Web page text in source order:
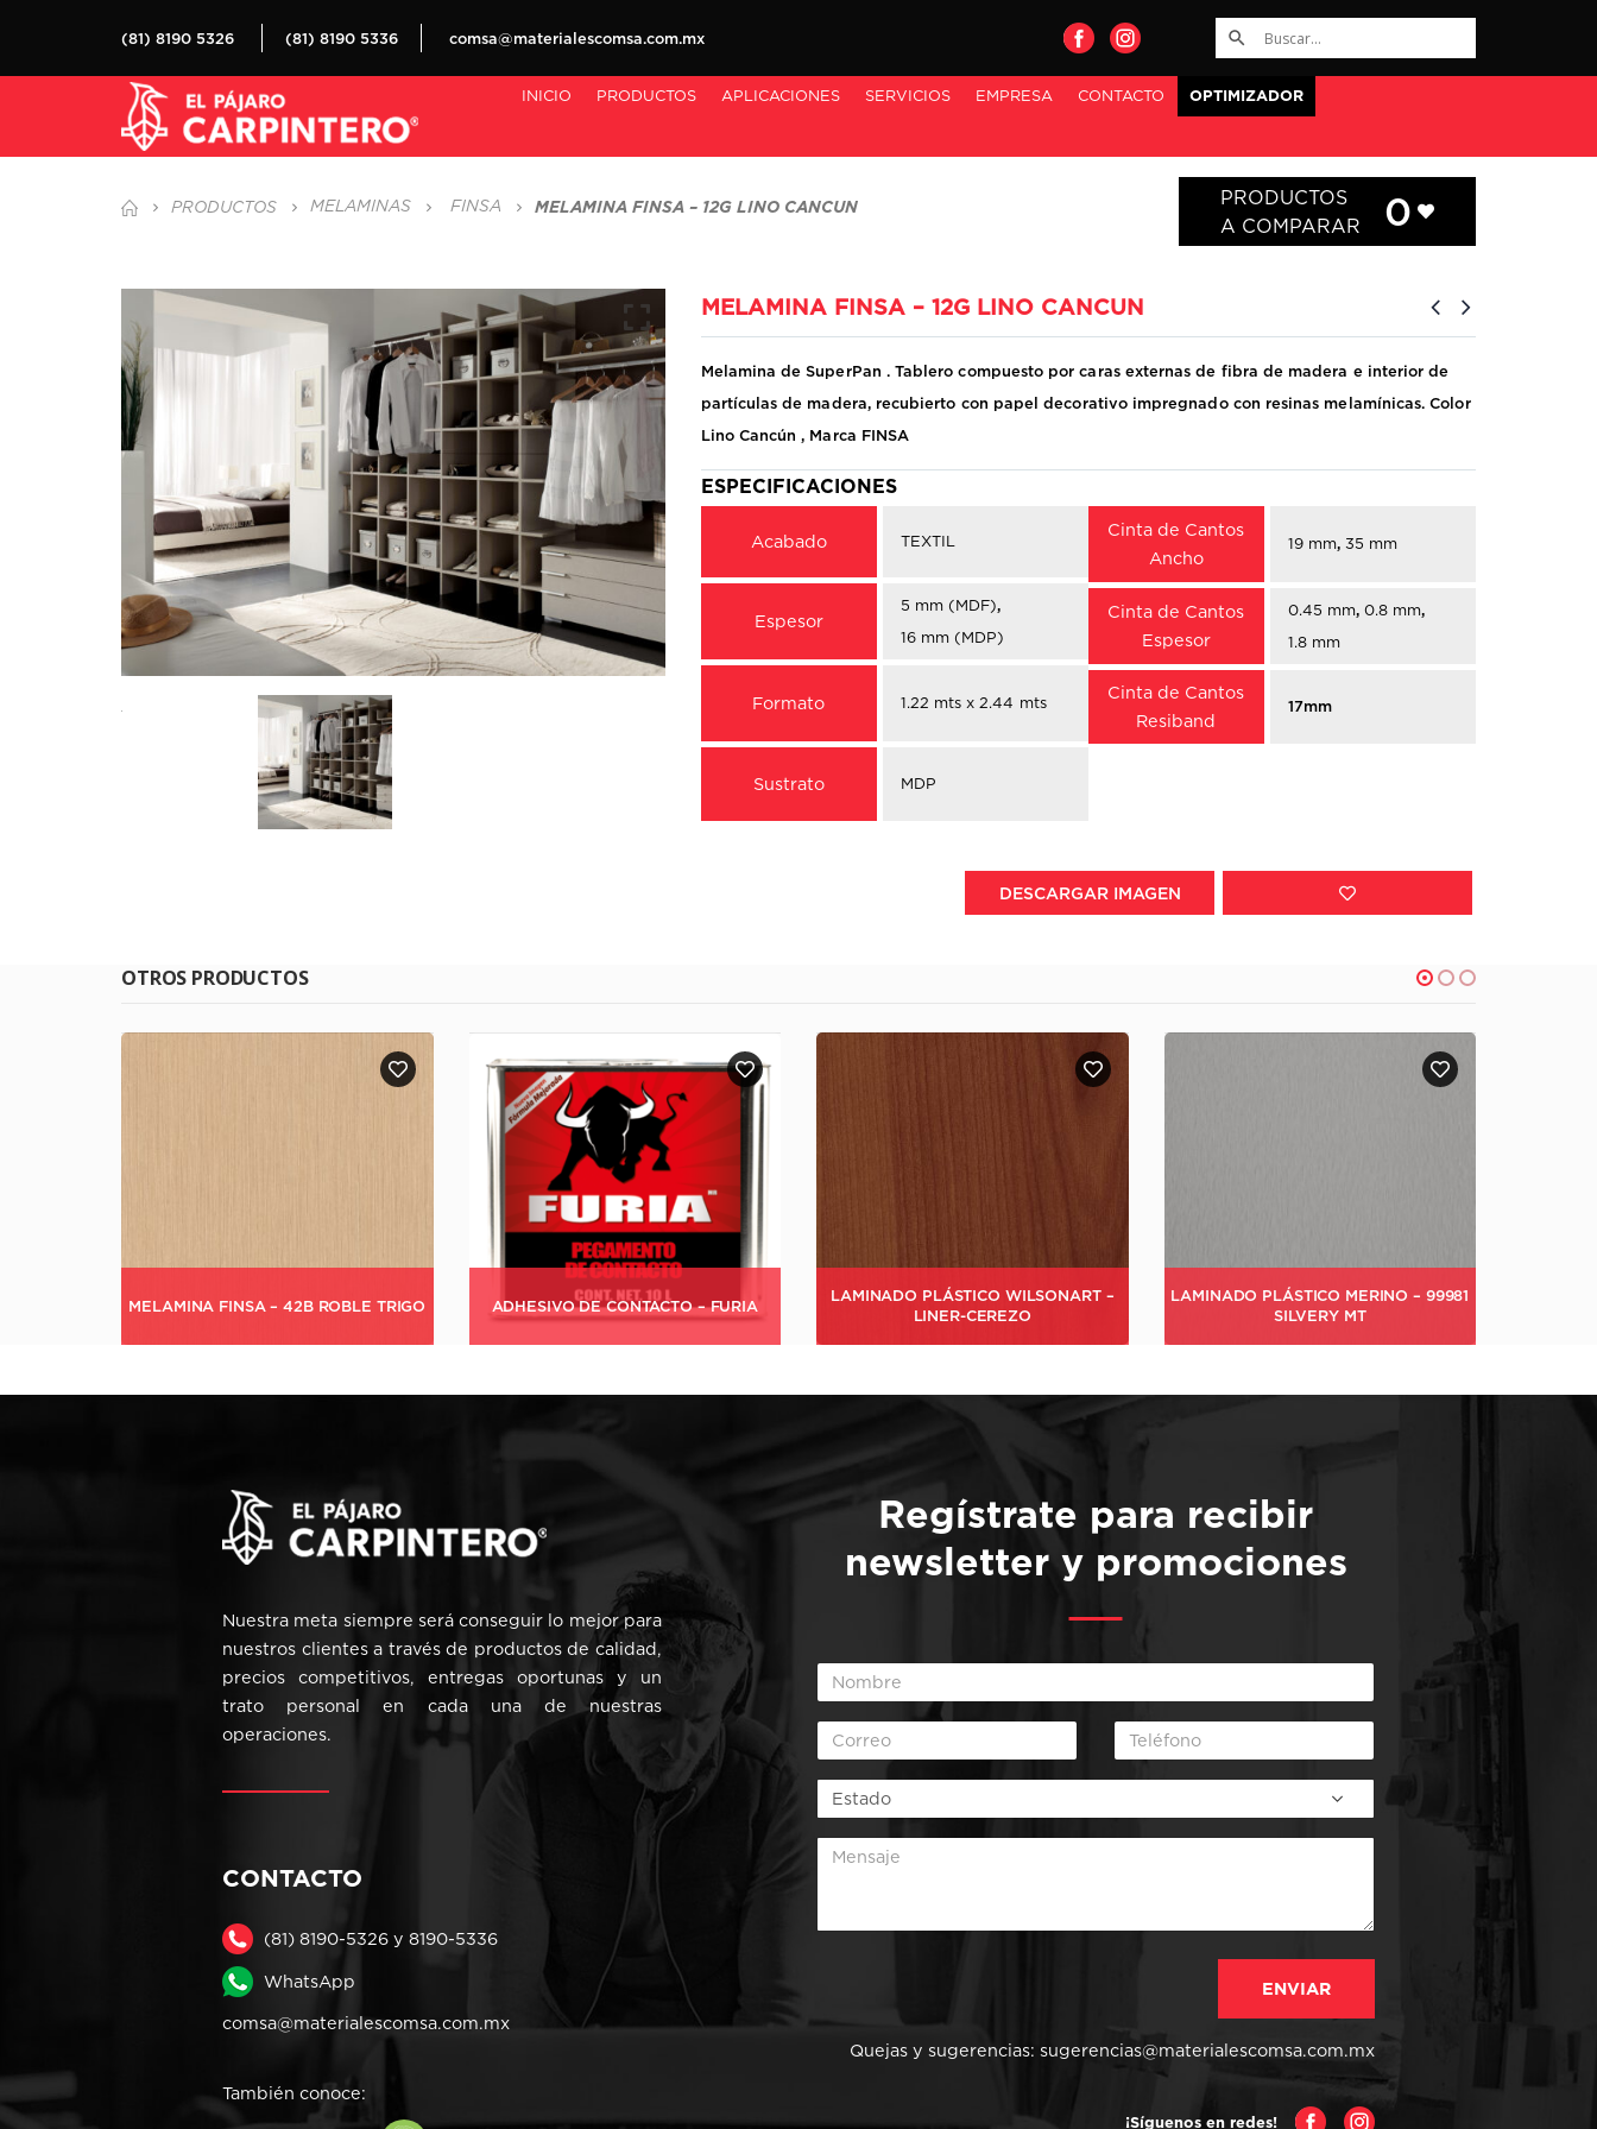
(81) 8190 5326 (81) 8190 5336 comsa@materialescomsa.com.mx
INICIO PRODUCTOS APLICACIONES SERVICIOS EMPRESA CONTACTO OPTIMIZADOR
PRODUCTOS
A COMPARAR
0
PRODUCTOS MELAMINAS FINSA MELAMINA FINSA – 12G LINO CANCUN
MELAMINA FINSA – 12G LINO CANCUN
Melamina de SuperPan . Tablero compuesto por caras externas de fibra de madera e interior de
partículas de madera, recubierto con papel decorativo impregnado con resinas melamínicas. Color
Lino Cancún , Marca FINSA
Acabado TEXTIL
Espesor
5 mm (MDF),
16 mm (MDP)
Formato 1.22 mts x 2.44 mts
Sustrato MDP
Cinta de Cantos
Ancho
19 mm, 35 mm
Cinta de Cantos
Espesor
0.45 mm,0.8 mm,
1.8 mm
Cinta de Cantos
Resiband
17mm
DESCARGAR IMAGEN
OTROS PRODUCTOS
ADHESIVO DE CONTACTO – FURIA
LAMINADO PLÁSTICO WILSONART –
LINER-CEREZO
LAMINADO PLÁSTICO MERINO – 99981
SILVERY MT
ARAUCO MELAMINA – FILIGRANA
Nuestra meta siempre será conseguir lo mejor para
nuestros clientes a través de productos de calidad,
precios competitivos, entregas oportunas y un
trato personal en cada una de nuestras
operaciones.
CONTACTO
(81) 8190-5326 y 8190-5336
WhatsApp
comsa@materialescomsa.com.mx
También conoce:
Regístrate para recibir
newsletter y promociones
Quejas y sugerencias: sugerencias@materialescomsa.com.mx